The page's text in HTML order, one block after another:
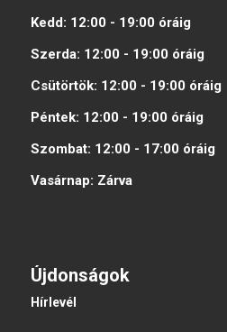
Kedd: 12:00 - 19:00 óráig
Szerda: 12:00 - 19:00 óráig
Csütörtök: 12:00 - 19:00 óráig
Péntek: 12:00 - 19:00 óráig
Szombat: 12:00 - 17:00 óráig
Vasárnap: Zárva
Újdonságok
Hírlevél